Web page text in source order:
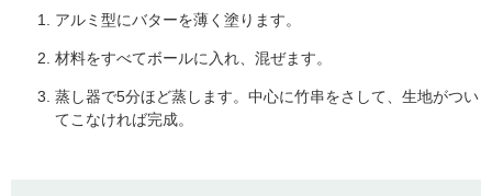
アルミ型にバターを薄く塗ります。
材料をすべてボールに入れ、混ぜます。
蒸し器で5分ほど蒸します。中心に竹串をさして、生地がつい
てこなければ完成。